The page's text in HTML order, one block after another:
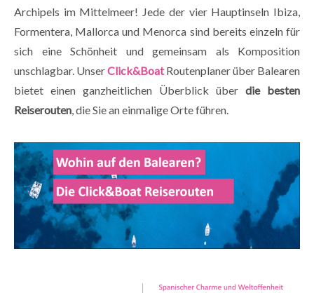
Archipels im Mittelmeer! Jede der vier Hauptinseln Ibiza,
Formentera, Mallorca und Menorca sind bereits einzeln für
sich eine Schönheit und gemeinsam als Komposition
unschlagbar. UnserClick&Boat Routenplaner über Balearen
bietet einen ganzheitlichen Überblick über die besten
Reiserouten, die Sie an einmalige Orte führen.